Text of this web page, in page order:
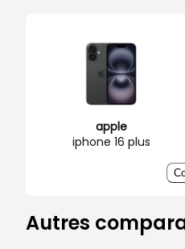
apple
iphone 16 plus
Autres